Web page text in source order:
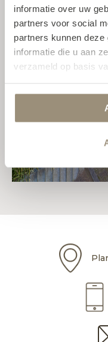
informatie over uw
partners voor social
partners kunnen
informatie die u aan
verzameld op basis